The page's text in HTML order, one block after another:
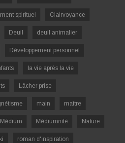
spirituel Clairvoyance
Deuil deuil animalier
Développement personnel
la vie après la vie
Lâcher prise
main maître
Médium Médiumnité Nature
roman d'inspiration